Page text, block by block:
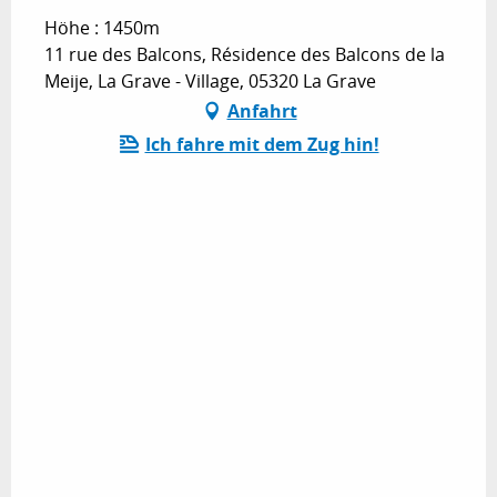
Höhe : 1450m
11 rue des Balcons, Résidence des Balcons de la
Meije, La Grave - Village, 05320 La Grave
Anfahrt
Ich fahre mit dem Zug hin!